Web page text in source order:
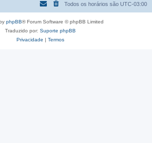
Todos os horários são UTC-03:00
phpBB® Forum Software © phpBB Limited
Traduzido por: Suporte phpBB
Privacidade | Termos